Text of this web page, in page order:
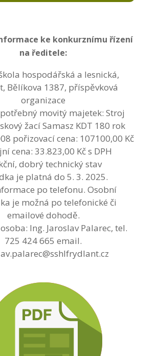
ke konkurznímu řízení
na ředitele:
hospodářská a lesnická,
Bělíkova 1387, příspěvková
organizace
movitý majetek: Stroj
žací Samasz KDT 180 rok
pořizovací cena: 107100,00 Kč
cena: 33.823,00 Kč s DPH
dobrý technický stav
je platná do 5. 3. 2025.
po telefonu. Osobní
je možná po telefonické či
emailové dohodě.
Ing. Jaroslav Palarec, tel.
725 424 665 email.